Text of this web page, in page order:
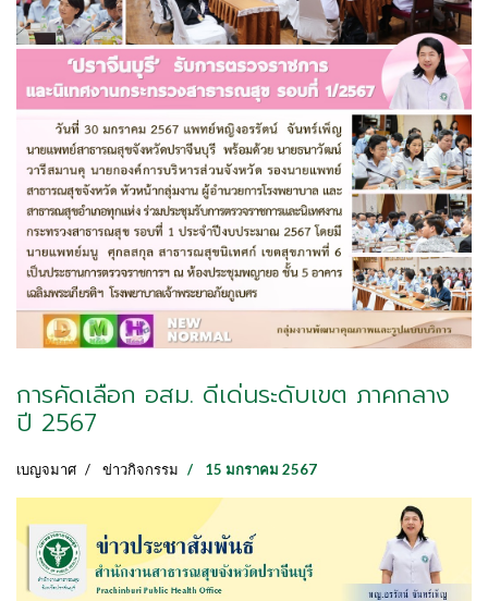
การคัดเลือก อสม. ดีเด่นระดับเขต ภาคกลาง
ปี 2567
เบญจมาศ ข่าวกิจกรรม 15 มกราคม 2567